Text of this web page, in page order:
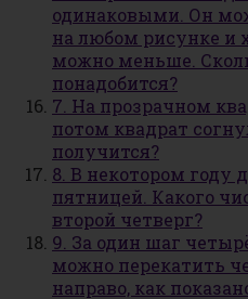
одинаковыми. Он
на любом рисунке и
можно меньше.
понадобится?
7. На прозрачном
потом квадрат
получится?
8. В некотором году
пятницей. Какого
второй четверг?
9. За один шаг
можно перекатить
направо, как